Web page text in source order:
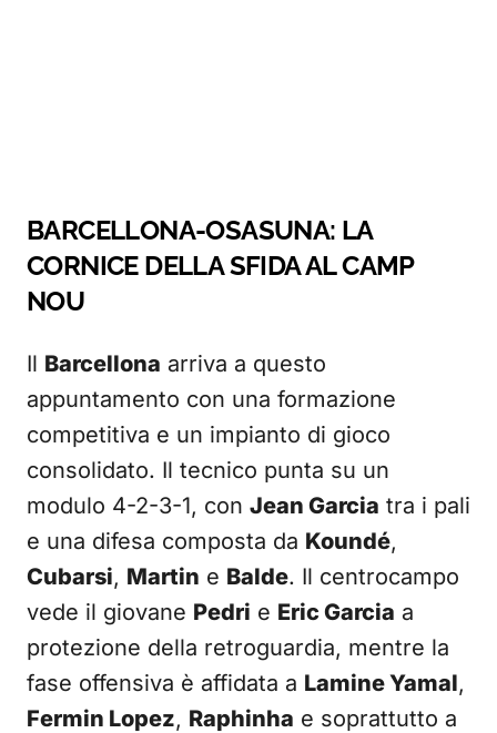
BARCELLONA-OSASUNA: LA
CORNICE DELLA SFIDA AL CAMP
NOU
Il Barcellona arriva a questo
appuntamento con una formazione
competitiva e un impianto di gioco
consolidato. Il tecnico punta su un
modulo 4-2-3-1, con Jean Garcia tra i pali
e una difesa composta da Koundé,
Cubarsi, Martin e Balde. Il centrocampo
vede il giovane Pedri e Eric Garcia a
protezione della retroguardia, mentre la
fase offensiva è affidata a Lamine Yamal,
Fermin Lopez, Raphinha e soprattutto a